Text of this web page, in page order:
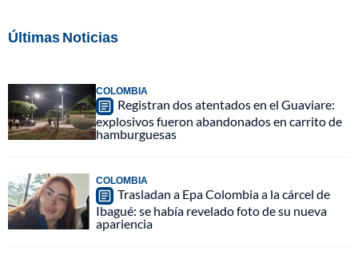
Últimas Noticias
COLOMBIA
Registran dos atentados en el Guaviare:
explosivos fueron abandonados en carrito de
hamburguesas
COLOMBIA
Trasladan a Epa Colombia a la cárcel de
Ibagué: se había revelado foto de su nueva
apariencia